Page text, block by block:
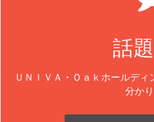
話
ＵＮＩＶＡ・Ｏａｋホールデ
分かり